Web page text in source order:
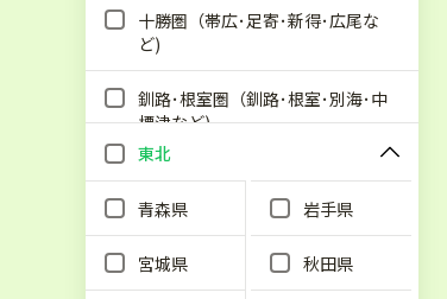
十勝圏（帯広･足寄･新得･広尾な
ど)
釧路･根室圏（釧路･根室･別海･中
標津など)
東北
青森県 岩手県
宮城県 秋田県